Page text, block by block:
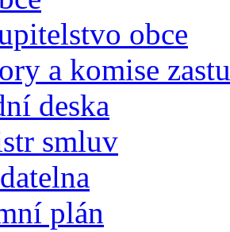
obce
a komise
deska
smluv
plán